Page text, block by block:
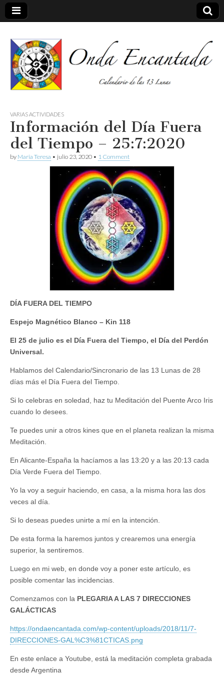
Onda
encantada
VARIAS ACTIVIDADES
Información del Día Fuera
del Tiempo – 25:7:2020
by Maria Teresa • julio 23, 2020 • 1 Comment
DÍA FUERA DEL TIEMPO
Espejo Magnético Blanco – Kin 118
El 25 de julio es el Día Fuera del Tiempo, el Día del Perdón
Universal.
Hablamos del Calendario/Sincronario de las 13 Lunas de 28
días más el Día Fuera del Tiempo.
Si lo celebras en soledad, haz tu Meditación del Puente Arco Iris
cuando lo desees.
Te puedes unir a otros kines que en el planeta realizan la misma
Meditación.
En Alicante-España la hacíamos a las 13:20 y a las 20:13 cada
Día Verde Fuera del Tiempo.
Yo la voy a seguir haciendo, en casa, a la misma hora las dos
veces al día.
Si lo deseas puedes unirte a mí en la intención.
De esta forma la haremos juntos y crearemos una energía
superior, la sentiremos.
Luego en mi web, en donde voy a poner este artículo, es
posible comentar las incidencias.
Comenzamos con la PLEGARIA A LAS 7 DIRECCIONES
GALÁCTICAS
https://ondaencantada.com/wp-content/uploads/2018/11/7-
DIRECCIONES-GAL%C3%81CTICAS.png
En este enlace a Youtube, está la meditación completa grabada
desde Argentina